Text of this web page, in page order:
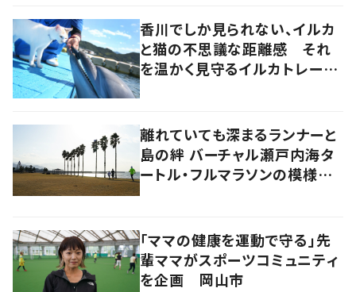
香川でしか見られない、イルカ
と猫の不思議な距離感 それ
を温かく見守るイルカトレーナ
離れていても深まるランナーと
島の絆 バーチャル瀬戸内海タ
ートル・フルマラソンの模様を
「ママの健康を運動で守る」先
輩ママがスポーツコミュニティ
を企画 岡山市